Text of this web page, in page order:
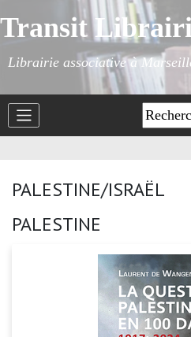
Transit
Librairie associative à
PALESTINE/ISRAËL
PALESTINE